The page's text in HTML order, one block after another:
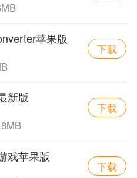
苹果版
下载
新版
下载
戏苹果版
下载